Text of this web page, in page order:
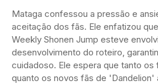
Mataga confessou a pressão e
aceitação dos fãs. Ele enfatizou
Weekly Shonen Jump esteve
desenvolvimento do roteiro,
cuidadoso. Ele espera que tanto os
quanto os novos fãs de 'Dandelion'